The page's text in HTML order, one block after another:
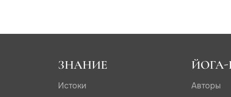
ЗНАНИЕ
Истоки
Авторы